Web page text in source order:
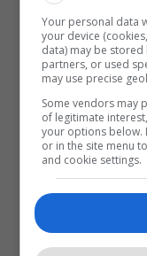
Your personal data
your device
data) may be
partners, or used
may use precise
Some vendors may
of legitimate
your options below.
or in the site menu
and cookie settings.